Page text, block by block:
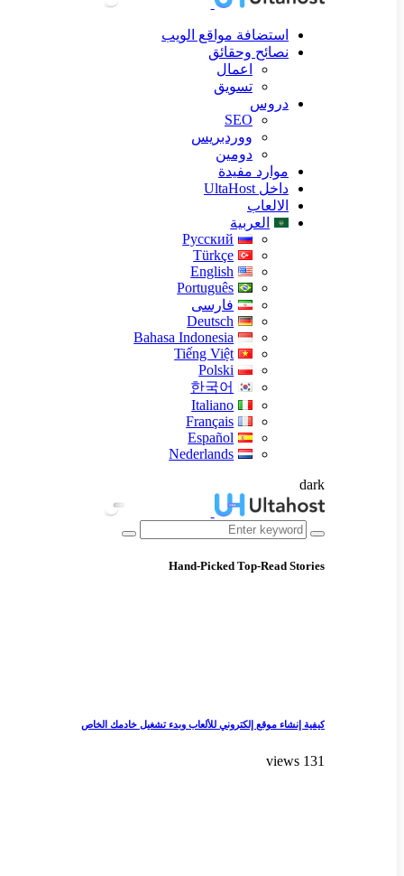
استضافة مواقع الويب
نصائح وحقائق
اعمال
تسويق
دروس
SEO
ووردبريس
دومين
موارد مفيدة
داخل UltaHost
الالعاب
العربية
Русский
Türkçe
English
Português
فارسی
Deutsch
Bahasa Indonesia
Tiếng Việt
Polski
한국어
Italiano
Français
Español
Nederlands
dark
Hand-Picked Top-Read Stories
كيفية إنشاء موقع إلكتروني للألعاب وبدء تشغيل خادمك الخاص
131 views